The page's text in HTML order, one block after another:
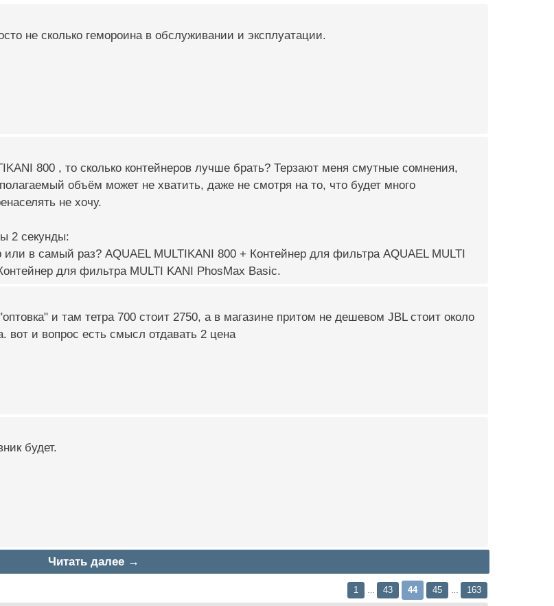
не сколько гемороина в обслуживании и эксплуатации.
800 , то сколько контейнеров лучше брать? Терзают меня смутные сомнения,
объём может не хватить, даже не смотря на то, что будет много
не хочу.
2 секунды:
или в самый раз? AQUAEL MULTIKANI 800 + Контейнер для фильтра AQUAEL MULTI
для фильтра MULTI KANI PhosMax Basic.
и там тетра 700 стоит 2750, а в магазине притом не дешевом JBL стоит около
вот и вопрос есть смысл отдавать 2 цена
будет.
Читать далее →
1 43 44 45 163